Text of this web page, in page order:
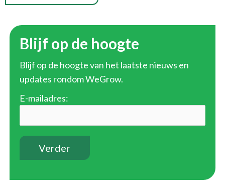
Blijf op de hoogte
Blijf op de hoogte van het laatste nieuws en
updates rondom WeGrow.
E-mailadres: